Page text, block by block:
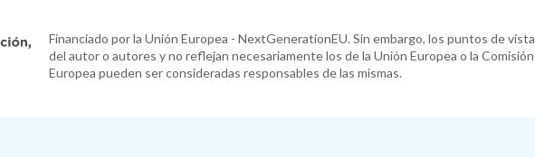
Financiado por la Unión Europea - NextGenerationEU. Sin embargo, los puntos de
del autor o autores y no reflejan necesariamente los de la Unión Europea o la
Europea pueden ser consideradas responsables de las mismas.